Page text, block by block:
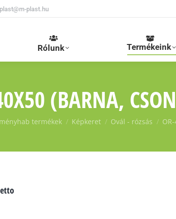
plast.hu
Rólunk Termékeink
(BARNA,
termékek Képkeret Ovál - rózsás